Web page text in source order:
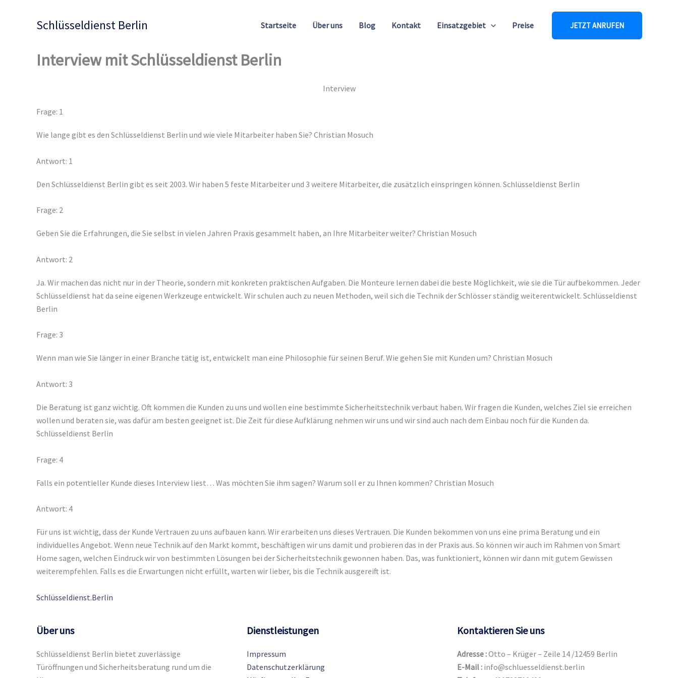
Schlüsseldienst Berlin Startseite Über uns Blog Kontakt Einsatzgebiet Preise JETZT ANRUFEN
Interview mit Schlüsseldienst Berlin
Interview
Frage: 1
Wie lange gibt es den Schlüsseldienst Berlin und wie viele Mitarbeiter haben Sie? Christian Mosuch
Antwort: 1
Den Schlüsseldienst Berlin gibt es seit 2003. Wir haben 5 feste Mitarbeiter und 3 weitere Mitarbeiter, die zusätzlich einspringen können. Schlüsseldienst Berlin
Frage: 2
Geben Sie die Erfahrungen, die Sie selbst in vielen Jahren Praxis gesammelt haben, an Ihre Mitarbeiter weiter? Christian Mosuch
Antwort: 2
Ja. Wir machen das nicht nur in der Theorie, sondern mit konkreten praktischen Aufgaben. Die Monteure lernen dabei die beste Möglichkeit, wie sie die Tür aufbekommen. Jeder
Schlüsseldienst hat da seine eigenen Werkzeuge entwickelt. Wir schulen auch zu neuen Methoden, weil sich die Technik der Schlösser ständig weiterentwickelt. Schlüsseldienst
Berlin
Frage: 3
Wenn man wie Sie länger in einer Branche tätig ist, entwickelt man eine Philosophie für seinen Beruf. Wie gehen Sie mit Kunden um? Christian Mosuch
Antwort: 3
Die Beratung ist ganz wichtig. Oft kommen die Kunden zu uns und wollen eine bestimmte Sicherheitstechnik verbaut haben. Wir fragen die Kunden, welches Ziel sie erreichen
wollen und beraten sie, was dafür am besten geeignet ist. Die Zeit für diese Aufklärung nehmen wir uns und wir sind auch nach dem Einbau noch für die Kunden da.
Schlüsseldienst Berlin
Frage: 4
Falls ein potentieller Kunde dieses Interview liest… Was möchten Sie ihm sagen? Warum soll er zu Ihnen kommen? Christian Mosuch
Antwort: 4
Für uns ist wichtig, dass der Kunde Vertrauen zu uns aufbauen kann. Wir erarbeiten uns dieses Vertrauen. Die Kunden bekommen von uns eine prima Beratung und ein
individuelles Angebot. Wenn neue Technik auf den Markt kommt, beschäftigen wir uns damit und probieren das in der Praxis aus. So können wir auch im Rahmen von Smart
Home sagen, welchen Eindruck wir von bestimmten Lösungen bei der Sicherheitstechnik gewonnen haben. Das, was funktioniert, können wir dann mit gutem Gewissen
weiterempfehlen. Falls es die Erwartungen nicht erfüllt, warten wir lieber, bis die Technik ausgereift ist.
Schlüsseldienst.Berlin
Über uns
Schlüsseldienst Berlin bietet zuverlässige
Türöffnungen und Sicherheitsberatung rund um die
Dienstleistungen
Impressum
Datenschutzerklärung
Kontaktieren Sie uns
Adresse :Otto – Krüger – Zeile 14 /12459 Berlin
E-Mail :info@schluesseldienst.berlin